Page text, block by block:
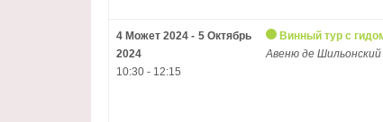
4 Может 2024 - 5 Октябрь
2024
10:30 - 12:15
Винный тур с
Авеню де Шильонский